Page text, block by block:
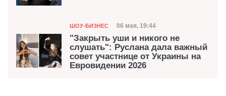
Категория
ШОУ-БИЗНЕС Дата публикации
06 мая, 19:44
"Закрыть уши и никого не
слушать": Руслана дала важный
совет участнице от Украины на
Евровидении 2026